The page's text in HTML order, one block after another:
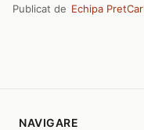
Publicat de Echipa
NAVIGARE